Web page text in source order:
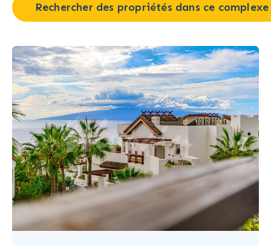
Rechercher des propriétés dans ce complexe